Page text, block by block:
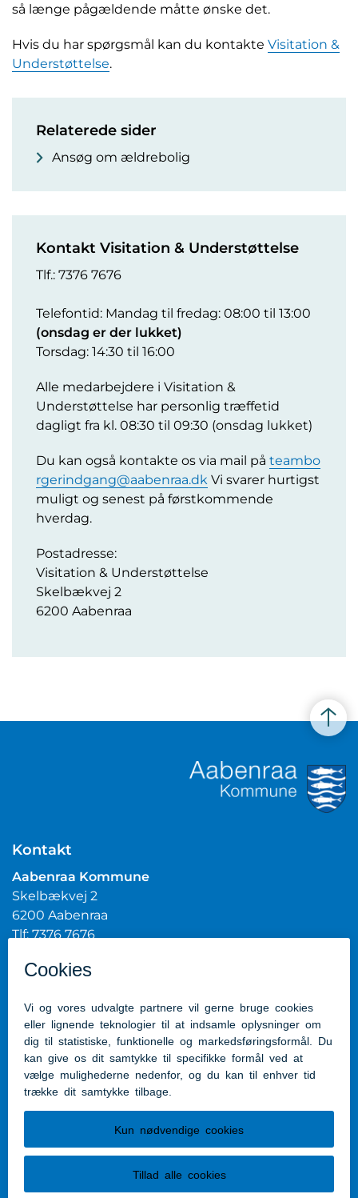
så længe pågældende måtte ønske det.
Hvis du har spørgsmål kan du kontakte Visitation &
Understøttelse.
Relaterede sider
Ansøg om ældrebolig
Kontakt Visitation & Understøttelse
Tlf.: 7376 7676
Telefontid: Mandag til fredag: 08:00 til 13:00
(onsdag er der lukket)
Torsdag: 14:30 til 16:00
Alle medarbejdere i Visitation &
Understøttelse har personlig træffetid
dagligt fra kl. 08:30 til 09:30 (onsdag lukket)
Du kan også kontakte os via mail på teambo
rgerindgang@aabenraa.dk Vi svarer hurtigst
muligt og senest på førstkommende
hverdag.
Postadresse:
Visitation & Understøttelse
Skelbækvej 2
6200 Aabenraa
Kontakt
Aabenraa Kommune
Skelbækvej 2
6200 Aabenraa
Tlf: 7376 7676
CVR.nr.: 29189854
Genveje
Kontakt kommunen
Presserum
Tilgængelighedserklæring
Følg os
Følg os på Facebook